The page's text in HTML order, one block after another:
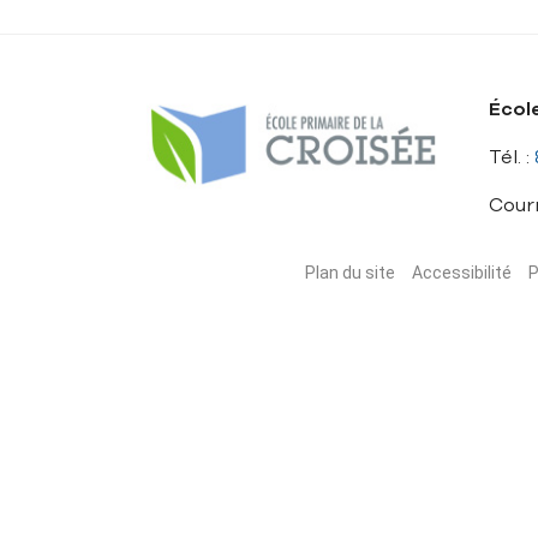
Tél. :
Plan du site Accessibilité